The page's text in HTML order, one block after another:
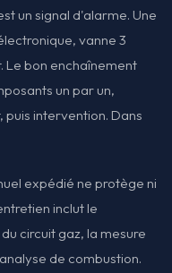
un signal d'alarme. Une
vanne 3
Le bon enchaînement
un par un,
intervention. Dans
expédié ne protège ni
inclut le
circuit gaz, la mesure
de combustion.